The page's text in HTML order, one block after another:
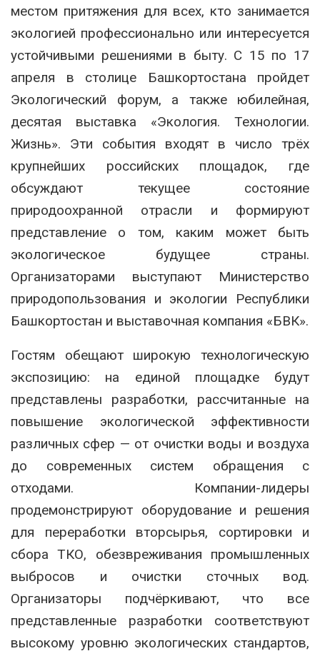
местом притяжения для всех, кто занимается
экологией профессионально или интересуется
устойчивыми решениями в быту. С 15 по 17
апреля в столице Башкортостана пройдет
Экологический форум, а также юбилейная,
десятая выставка «Экология. Технологии.
Жизнь». Эти события входят в число трёх
крупнейших российских площадок, где
обсуждают текущее состояние
природоохранной отрасли и формируют
представление о том, каким может быть
экологическое будущее страны.
Организаторами выступают Министерство
природопользования и экологии Республики
Башкортостан и выставочная компания «БВК».
Гостям обещают широкую технологическую
экспозицию: на единой площадке будут
представлены разработки, рассчитанные на
повышение экологической эффективности
различных сфер — от очистки воды и воздуха
до современных систем обращения с
отходами. Компании-лидеры
продемонстрируют оборудование и решения
для переработки вторсырья, сортировки и
сбора ТКО, обезвреживания промышленных
выбросов и очистки сточных вод.
Организаторы подчёркивают, что все
представленные разработки соответствуют
высокому уровню экологических стандартов,